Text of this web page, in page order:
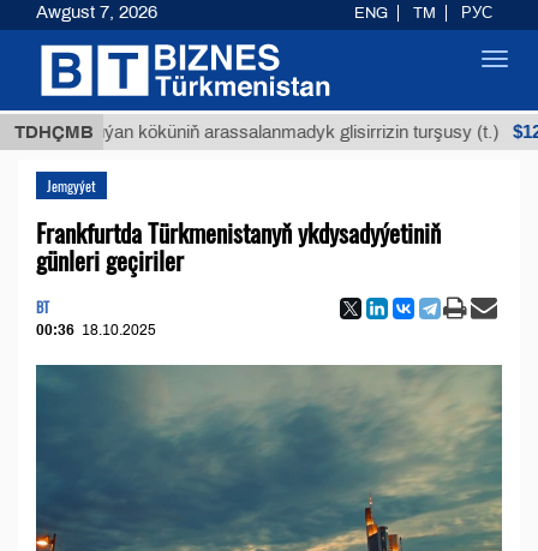
TDHÇMB
Buýan köküniň arassalanmadyk glisirrizin turşusy (t.) $12935,18
Jemgyýet
Frankfurtda Türkmenistanyň ykdysadyýetiniň
günleri geçiriler
BT
00:36 18.10.2025
Awgust 7, 2026 ENG TM РУС